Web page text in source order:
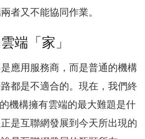
者又不能協同作業。
端「家」
應用服務商，而是普通的機構
都是不適合的。現在，我們終
機構擁有雲端的最大難題是什
是互聯網發展到今天所出現的